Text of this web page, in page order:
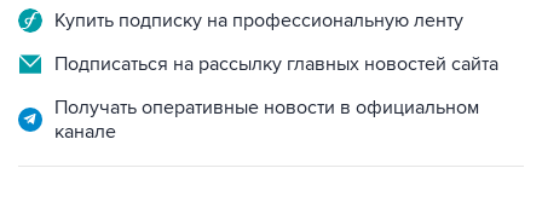
Подписаться на рассылку главных новостей сайта
Получать оперативные новости в официальном
НОВОСТИ ПО ТЕМЕ